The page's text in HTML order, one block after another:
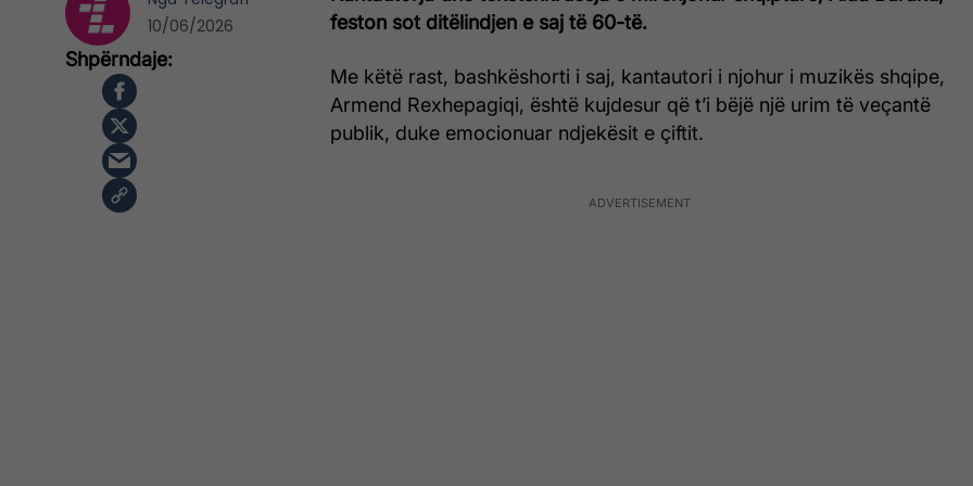
feston sot ditëlindjen e saj të 60-të.
Me këtë rast, bashkëshorti i saj, kantautori i njohur i muzikës shqipe,
Armend Rexhepagiqi, është kujdesur që t’i bëjë një urim të veçantë
publik, duke emocionuar ndjekësit e çiftit.
10/06/2026